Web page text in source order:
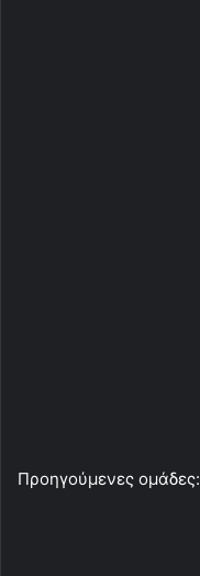
Προηγούμενες ομάδες: